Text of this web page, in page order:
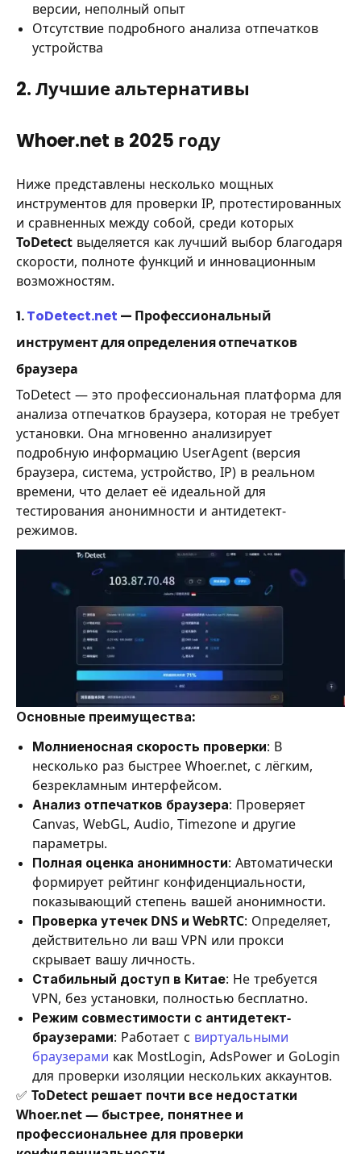
версии, неполный опыт
Отсутствие подробного анализа отпечатков
устройства
2. Лучшие альтернативы
Whoer.net в 2025 году
Ниже представлены несколько мощных
инструментов для проверки IP, протестированных
и сравненных между собой, среди которых
ToDetect выделяется как лучший выбор благодаря
скорости, полноте функций и инновационным
возможностям.
1.ToDetect.net — Профессиональный
инструмент для определения отпечатков
браузера
ToDetect — это профессиональная платформа для
анализа отпечатков браузера, которая не требует
установки. Она мгновенно анализирует
подробную информацию UserAgent (версия
браузера, система, устройство, IP) в реальном
времени, что делает её идеальной для
тестирования анонимности и антидетект-
режимов.
Основные преимущества:
Молниеносная скорость проверки: В
несколько раз быстрее Whoer.net, с лёгким,
безрекламным интерфейсом.
Анализ отпечатков браузера: Проверяет
Canvas, WebGL, Audio, Timezone и другие
параметры.
Полная оценка анонимности: Автоматически
формирует рейтинг конфиденциальности,
показывающий степень вашей анонимности.
Проверка утечек DNS и WebRTC: Определяет,
действительно ли ваш VPN или прокси
скрывает вашу личность.
Стабильный доступ в Китае: Не требуется
VPN, без установки, полностью бесплатно.
Режим совместимости с антидетект-
браузерами: Работает с виртуальными
браузерами как MostLogin, AdsPower и GoLogin
для проверки изоляции нескольких аккаунтов.
✅ ToDetect решает почти все недостатки
Whoer.net — быстрее, понятнее и
профессиональнее для проверки